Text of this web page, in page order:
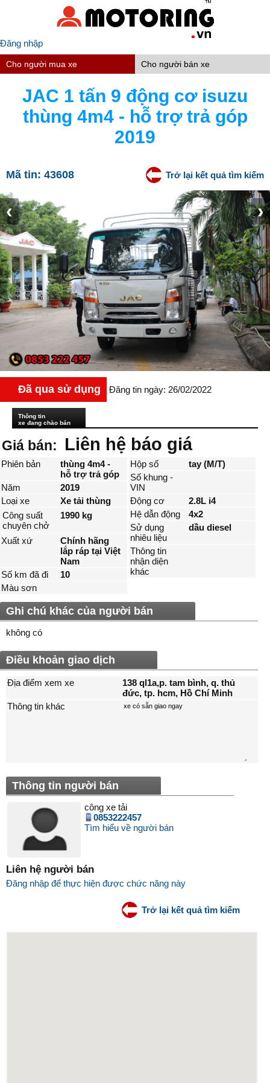
Đăng nhập
Cho người mua xe Cho người bán xe
JAC 1 tấn 9 động cơ isuzu
thùng 4m4 - hỗ trợ trả góp
2019
Mã tin: 43608 Trở lại kết quả tìm kiếm
‹ ›
Đã qua sử dụng Đăng tin ngày: 26/02/2022
Thông tin
xe đang chào bán
Giá bán: Liên hệ báo giá
Phiên bản
thùng 4m4 -
hỗ trợ trả góp
Năm
2019
Loại xe
Xe tải thùng
Công suất
chuyên chở
1990 kg
Xuất xứ
Chính hãng
lắp ráp tại Việt
Nam
Số km đã đi
10
Màu sơn
Hộp số
tay (M/T)
Số khung -
VIN
Động cơ
2.8L i4
Hệ dẫn động
4x2
Sử dụng
nhiêu liệu
dầu diesel
Thông tin
nhận diện
khác
Ghi chú khác của người bán
không có
Điều khoản giao dịch
Địa điểm xem xe
138 ql1a,p. tam bình, q. thủ
đức, tp. hcm, Hồ Chí Minh
Thông tin khác
Thông tin người bán
công xe tải
0853222457
Tìm hiểu về người bán
Liên hệ người bán
Đăng nhập để thực hiện được chức năng này
Trở lại kết quả tìm kiếm